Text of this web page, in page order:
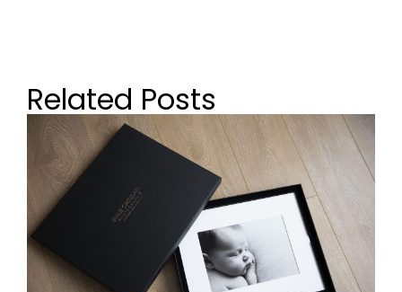
Related Posts